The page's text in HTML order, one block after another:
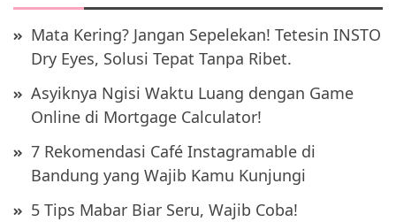
Mata Kering? Jangan Sepelekan! Tetesin INSTO
Dry Eyes, Solusi Tepat Tanpa Ribet.
Asyiknya Ngisi Waktu Luang dengan Game
Online di Mortgage Calculator!
7 Rekomendasi Café Instagramable di
Bandung yang Wajib Kamu Kunjungi
5 Tips Mabar Biar Seru, Wajib Coba!